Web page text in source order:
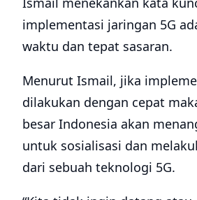
implementasi jaringan 5G
waktu dan tepat sasaran.
Menurut Ismail, jika
dilakukan dengan cepat
besar Indonesia akan
untuk sosialisasi dan
dari sebuah teknologi 5G.